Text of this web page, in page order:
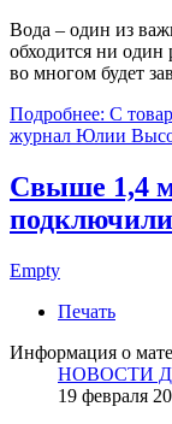
Вода – один из
обходится ни один
во многом будет
Подробнее: С
журнал Юлии
Свыше 1,4
Empty
Печать
Информация о
НОВОСТИ
19 февраля